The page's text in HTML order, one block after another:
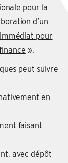
pour la
d’un
pour
».
peut suivre
en
faisant
avec dépôt